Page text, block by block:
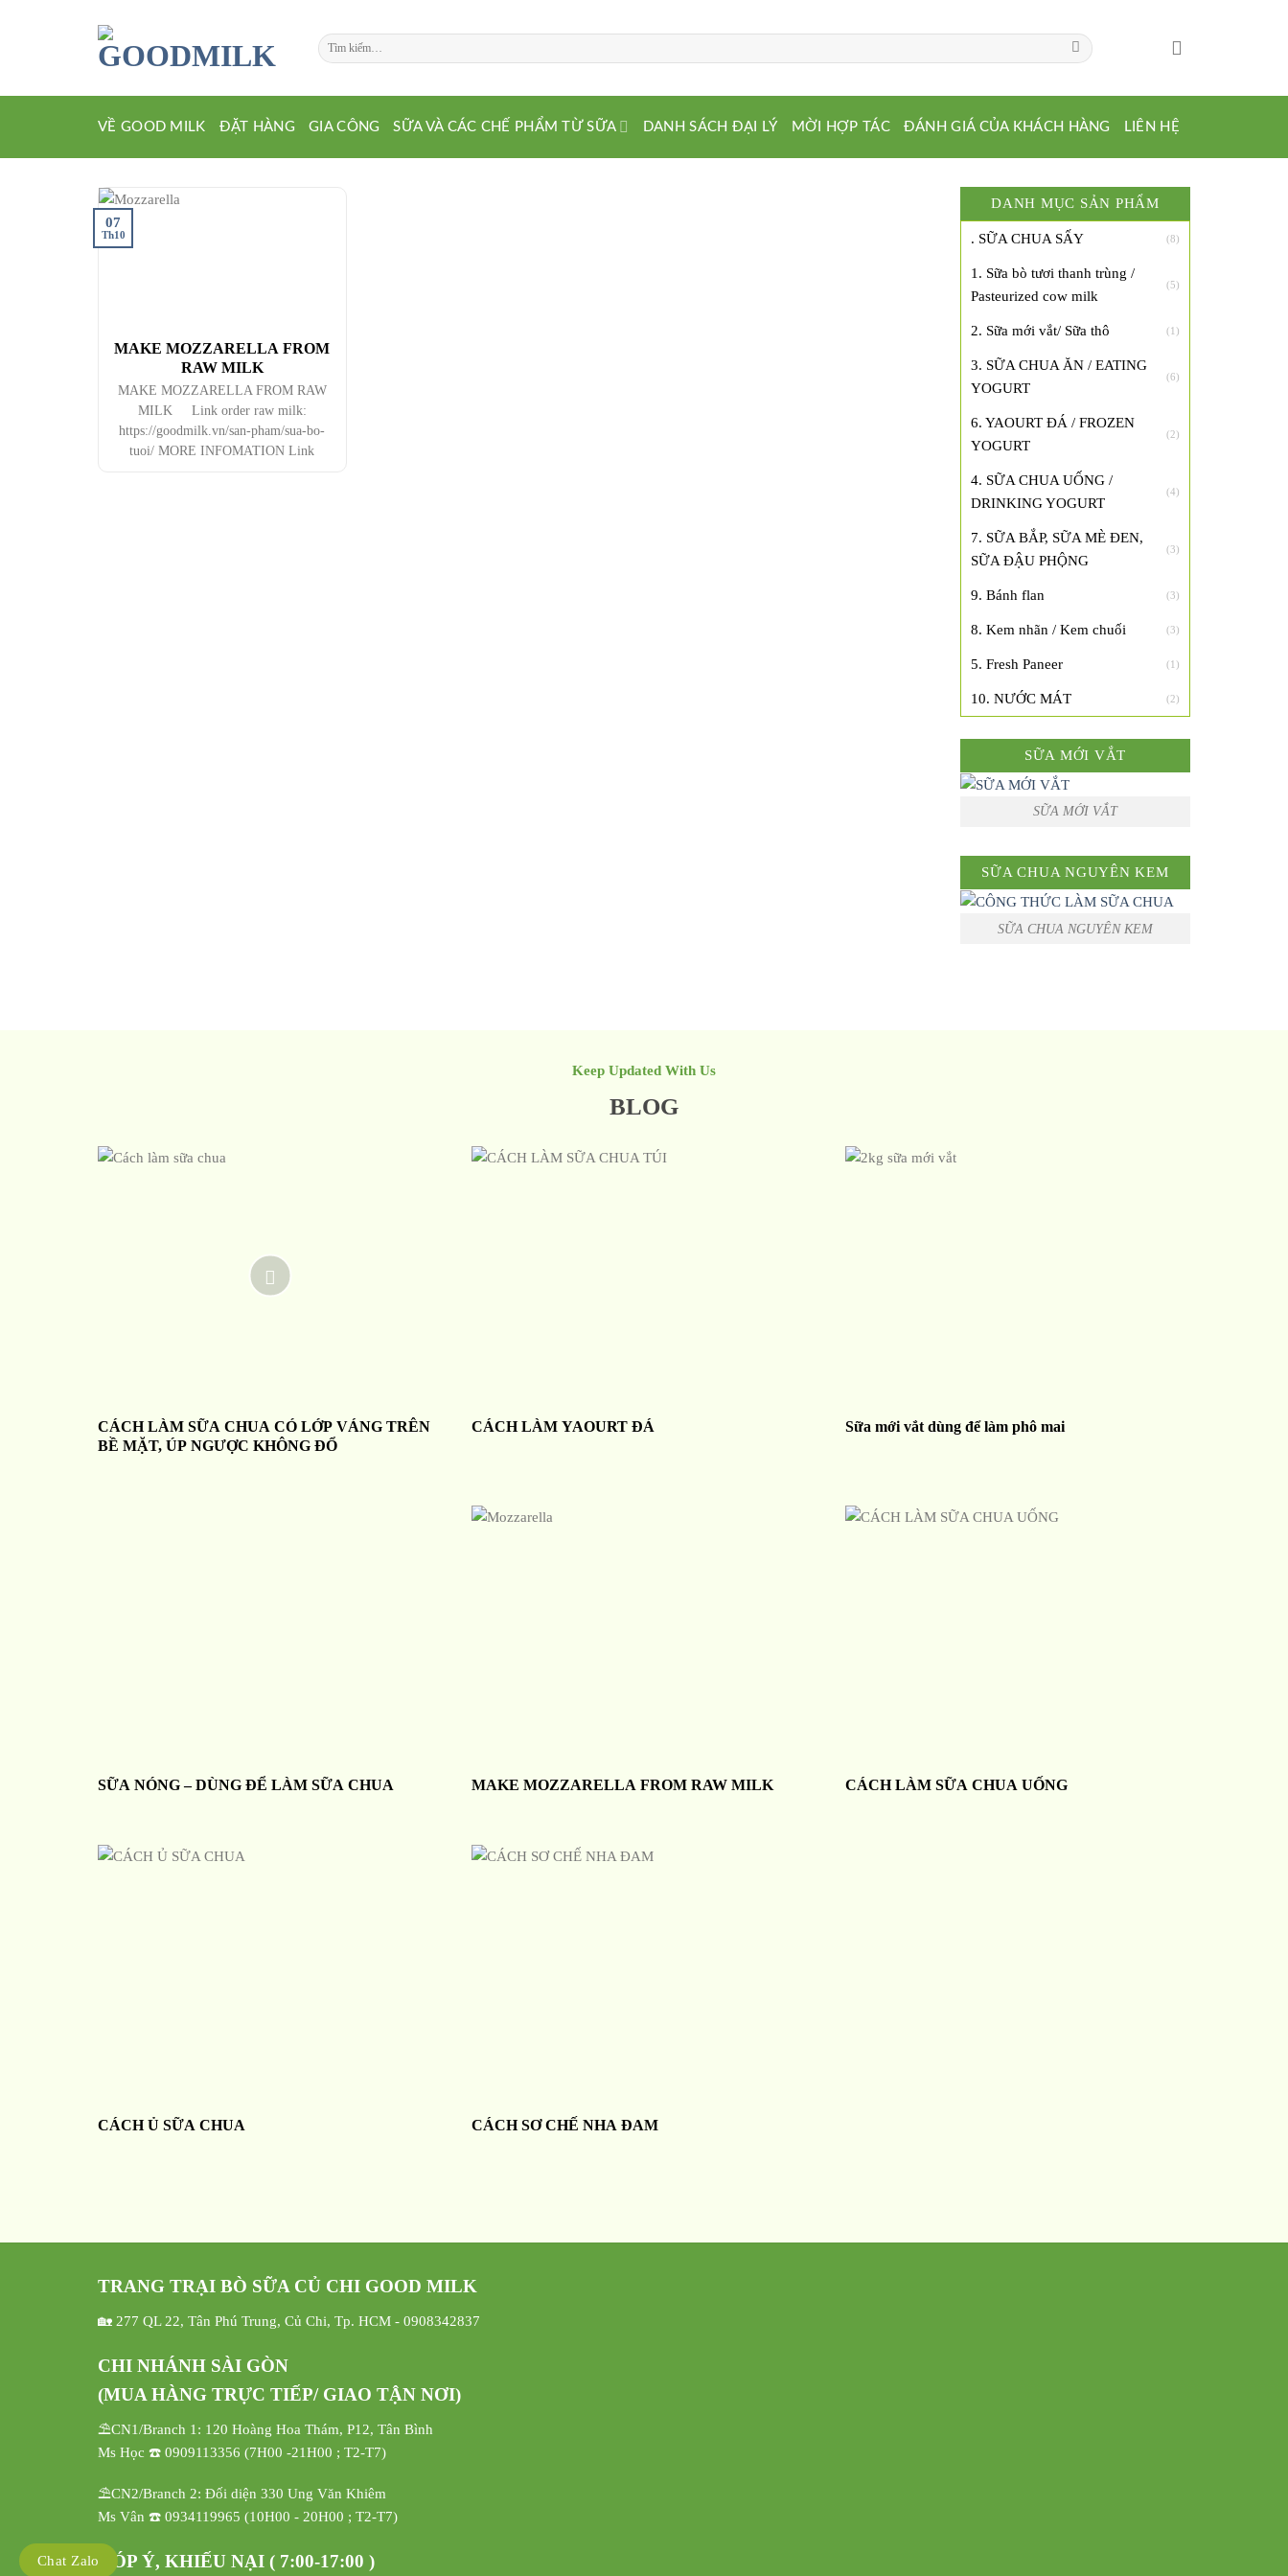
Tìm
kiếm:
VỀ GOOD MILK ĐẶT HÀNG GIA CÔNG SỮA VÀ CÁC CHẾ PHẨM TỪ SỮA DANH SÁCH ĐẠI LÝ MỜI HỢP TÁC ĐÁNH GIÁ CỦA KHÁCH HÀNG LIÊN HỆ
MAKE MOZZARELLA FROM
RAW MILK
MAKE MOZZARELLA FROM RAW
MILK Link order raw milk:
https://goodmilk.vn/san-pham/sua-bo-
tuoi/ MORE INFOMATION Link
07
Th10
DANH MỤC SẢN PHẨM
. SỮA CHUA SẤY (8)
1. Sữa bò tươi thanh trùng /
Pasteurized cow milk
(5)
2. Sữa mới vắt/ Sữa thô (1)
3. SỮA CHUA ĂN / EATING
YOGURT
(6)
6. YAOURT ĐÁ / FROZEN
YOGURT
(2)
4. SỮA CHUA UỐNG /
DRINKING YOGURT
(4)
7. SỮA BẮP, SỮA MÈ ĐEN,
SỮA ĐẬU PHỘNG
(3)
9. Bánh flan (3)
8. Kem nhãn / Kem chuối (3)
5. Fresh Paneer (1)
10. NƯỚC MÁT (2)
SỮA MỚI VẮT
SỮA MỚI VẮT
SỮA CHUA NGUYÊN KEM
SỮA CHUA NGUYÊN KEM
Keep Updated With Us
BLOG
CÁCH LÀM SỮA CHUA CÓ LỚP VÁNG TRÊN
BỀ MẶT, ÚP NGƯỢC KHÔNG ĐỔ
CÁCH LÀM YAOURT ĐÁ Sữa mới vắt dùng để làm phô mai
SỮA NÓNG – DÙNG ĐỂ LÀM SỮA CHUA MAKE MOZZARELLA FROM RAW MILK CÁCH LÀM SỮA CHUA UỐNG
CÁCH Ủ SỮA CHUA CÁCH SƠ CHẾ NHA ĐAM
TRANG TRẠI BÒ SỮA CỦ CHI GOOD MILK
🏡 277 QL 22, Tân Phú Trung, Củ Chi, Tp. HCM - 0908342837
CHI NHÁNH SÀI GÒN
(MUA HÀNG TRỰC TIẾP/ GIAO TẬN NƠI)
⛱️CN1/Branch 1: 120 Hoàng Hoa Thám, P12, Tân Bình
Ms Học ☎️ 0909113356 (7H00 -21H00 ; T2-T7)
⛱️CN2/Branch 2: Đối diện 330 Ung Văn Khiêm
Ms Vân ☎️ 0934119965 (10H00 - 20H00 ; T2-T7)
GÓP Ý, KHIẾU NẠI ( 7:00-17:00 )
Chat Zalo